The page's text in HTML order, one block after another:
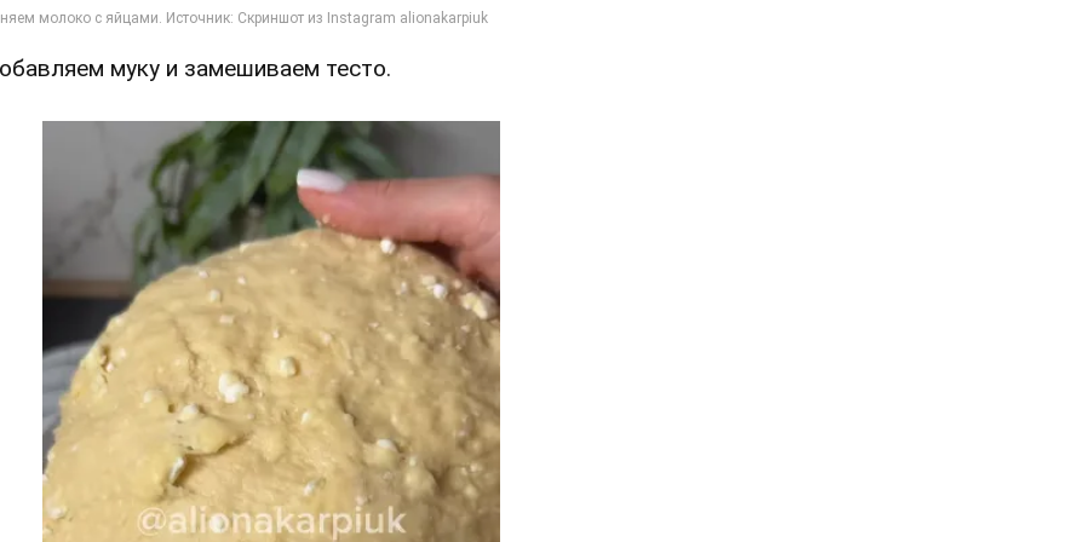
муку и замешиваем тесто.